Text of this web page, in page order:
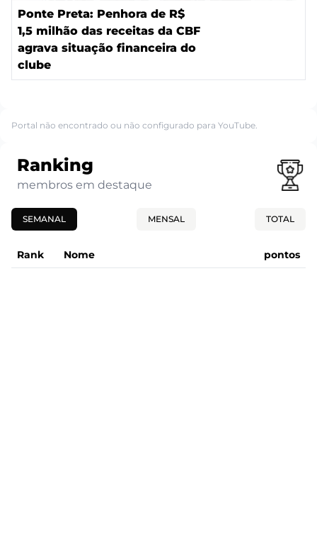
Ponte Preta: Penhora de R$
1,5 milhão das receitas da CBF
agrava situação financeira do
clube
Portal não encontrado ou não configurado para YouTube.
Ranking
membros em destaque
SEMANAL MENSAL TOTAL
Rank Nome pontos